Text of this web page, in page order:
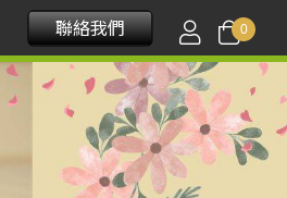
0
聯絡我們